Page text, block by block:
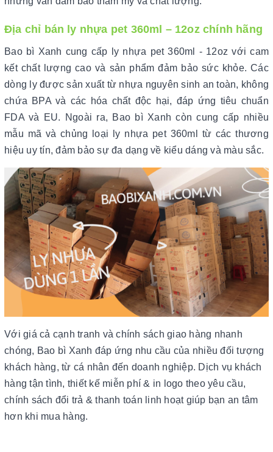
Địa chỉ bán ly nhựa pet 360ml – 12oz chính hãng
Bao bì Xanh cung cấp ly nhựa pet 360ml - 12oz với cam
kết chất lượng cao và sản phẩm đảm bảo sức khỏe. Các
dòng ly được sản xuất từ nhựa nguyên sinh an toàn, không
chứa BPA và các hóa chất độc hại, đáp ứng tiêu chuẩn
FDA và EU. Ngoài ra, Bao bì Xanh còn cung cấp nhiều
mẫu mã và chủng loại ly nhựa pet 360ml từ các thương
hiệu uy tín, đảm bảo sự đa dạng về kiểu dáng và màu sắc.
Với giá cả cạnh tranh và chính sách giao hàng nhanh
chóng, Bao bì Xanh đáp ứng nhu cầu của nhiều đối tượng
khách hàng, từ cá nhân đến doanh nghiệp. Dịch vụ khách
hàng tận tình, thiết kế miễn phí & in logo theo yêu cầu,
chính sách đổi trả & thanh toán linh hoạt giúp bạn an tâm
hơn khi mua hàng.